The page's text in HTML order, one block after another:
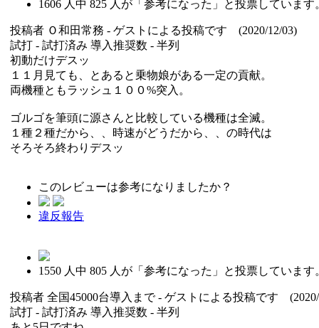
1606 人中 825 人が「参考になった」と投票しています
投稿者 Ｏ和田常務 - ゲストによる投稿です (2020/12/03)
試打 - 試打済み 導入推奨数 - 半列
初動だけデスッ
１１月見ても、とあると乗物娘がある一定の貢献。
両機種ともラッシュ１００%突入。
ゴルゴを筆頭に源さんと比較している機種は全滅。
１種２種だから、、時速がどうだから、、の時代は
そろそろ終わりデスッ
このレビューは参考になりましたか？
違反報告
1550 人中 805 人が「参考になった」と投票しています
投稿者 全国45000台導入まで- ゲストによる投稿です (2020/
試打 - 試打済み 導入推奨数 - 半列